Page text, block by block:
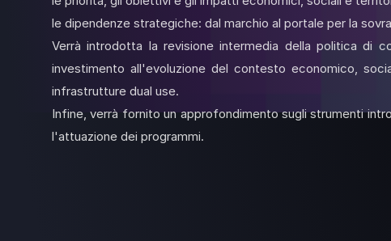
le dipendenze strategiche: dal marchio al portale per la
Verrà introdotta la revisione intermedia della politica di
investimento all'evoluzione del contesto economico,
infrastrutture dual use.
Infine, verrà fornito un approfondimento sugli strumenti
l'attuazione dei programmi.